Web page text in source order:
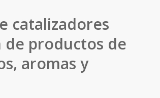
catalizadores
productos de
aromas y